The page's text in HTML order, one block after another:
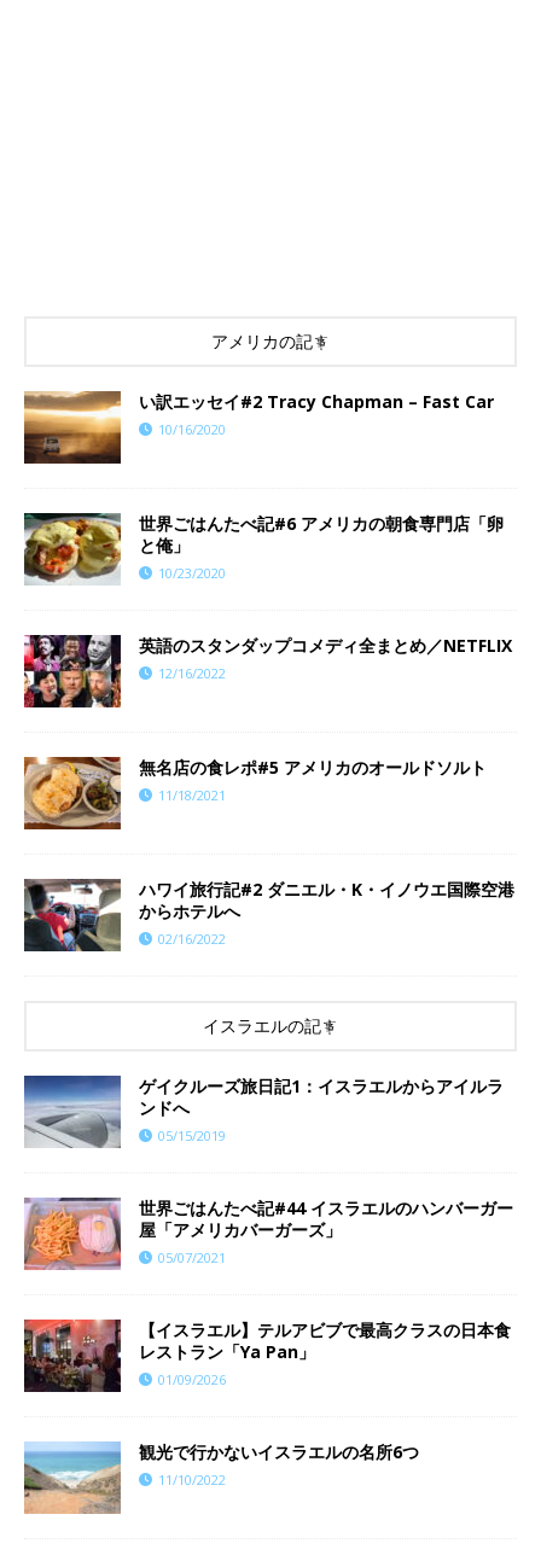
アメリカの記事
い訳エッセイ#2 Tracy Chapman – Fast Car
10/16/2020
世界ごはんたべ記#6 アメリカの朝食専門店「卵
と俺」
10/23/2020
英語のスタンダップコメディ全まとめ／NETFLIX
12/16/2022
​​無名店の食レポ#5 アメリカのオールドソルト
11/18/2021
ハワイ旅行記#2 ダニエル・K・イノウエ国際空港
からホテルへ
02/16/2022
イスラエルの記事
ゲイクルーズ旅日記1：イスラエルからアイルラ
ンドへ
05/15/2019
世界ごはんたべ記#44 イスラエルのハンバーガー
屋「アメリカバーガーズ」
05/07/2021
【イスラエル】テルアビブで最高クラスの日本食
レストラン「Ya Pan」
01/09/2026
観光で行かないイスラエルの名所6つ
11/10/2022